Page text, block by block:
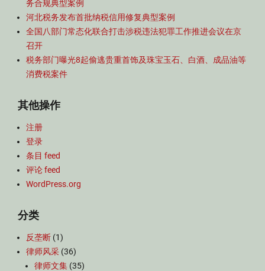
务合规典型案例
河北税务发布首批纳税信用修复典型案例
全国八部门常态化联合打击涉税违法犯罪工作推进会议在京
召开
税务部门曝光8起偷逃贵重首饰及珠宝玉石、白酒、成品油等
消费税案件
其他操作
注册
登录
条目 feed
评论 feed
WordPress.org
分类
反垄断 (1)
律师风采 (36)
律师文集 (35)